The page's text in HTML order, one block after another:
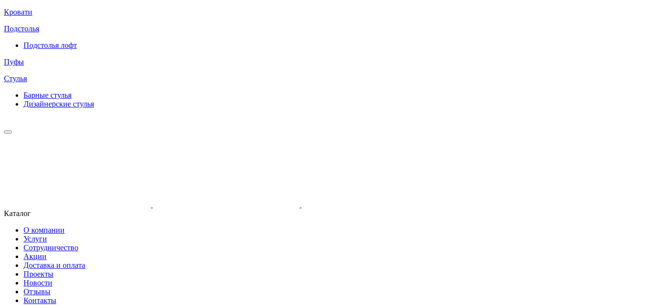
Кровати
Подстолья
Подстолья лофт
Пуфы
Стулья
Барные cтулья
Дизайнерские cтулья
Каталог
О компании
Услуги
Сотрудничество
Акции
Доставка и оплата
Проекты
Новости
Отзывы
Контакты